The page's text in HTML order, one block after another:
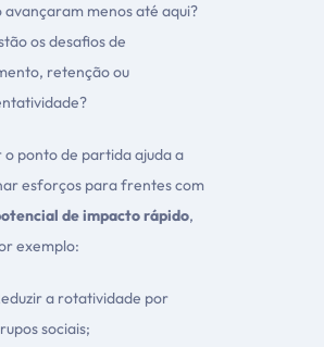
avançaram menos até aqui?
os desafios de
retenção ou
o ponto de partida ajuda a
esforços para frentes com
de impacto rápido,
exemplo:
a rotatividade por
sociais;